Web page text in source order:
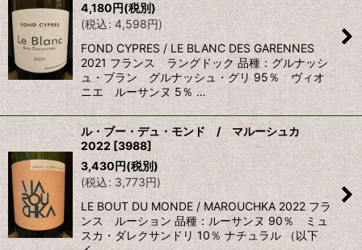
4,180円(税別)
(税込: 4,598円)
FOND CYPRES / LE BLANC DES GARENNES
2021 フランス ラングドック 品種：グルナッシ
ュ・ブラン グルナッシュ・グリ 95％ ヴィオ
ニエ ルーサンヌ 5％ …
ル・ブー・デュ・モンド / マルーシュカ
2022 [3988]
3,430円(税別)
(税込: 3,773円)
LE BOUT DU MONDE / MAROUCHKA 2022 フラ
ンス ルーション 品種：ルーサンヌ 90％ ミュ
スカ・ダレクサンドリ 10％ ナチュラル （以下